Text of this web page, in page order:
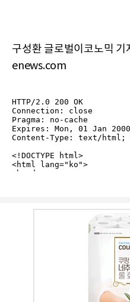
구성환 글로벌이코노믹
enews.com